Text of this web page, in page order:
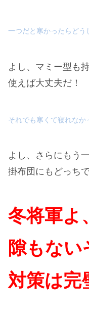
一つだと寒かったらどう
よし、マミー型も
使えば大丈夫だ！
それでも寒くて寝れなか
よし、さらにもう
掛布団にもどっち
冬将軍よ
隙もない
対策は完